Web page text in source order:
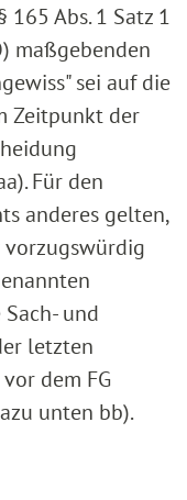
Abs. 1 Satz 1
maßgebenden
sei auf die
Zeitpunkt der
Für den
anderes gelten,
vorzugswürdig
und
letzten
dem FG
unten bb).